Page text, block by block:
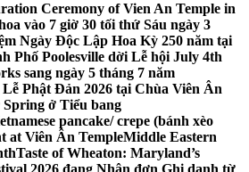
Ceremony of Vien An Temple in
vào 7 giờ 30 tối thứ Sáu ngày 3
Ngày Độc Lập Hoa Kỳ 250 năm tại
Phố Poolesville dời Lễ hội July 4th
sang ngày 5 tháng 7 năm
Phật Đản 2026 tại Chùa Viên Ân
ở Tiểu bang
pancake/ crepe (bánh xèo
at Viên Ân TempleMiddle Eastern
Taste of Wheaton: Maryland’s